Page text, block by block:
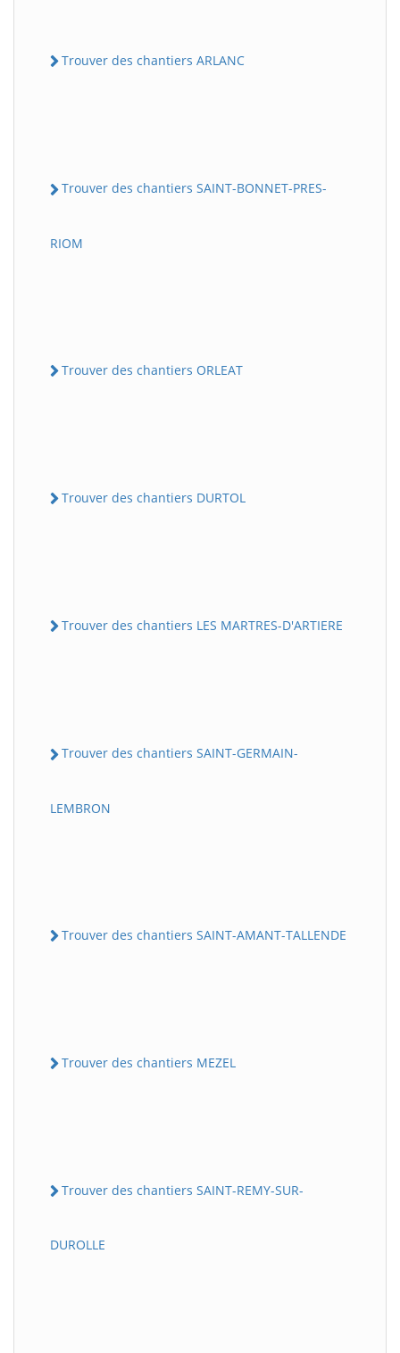
Trouver des chantiers ARLANC
Trouver des chantiers SAINT-BONNET-PRES-
RIOM
Trouver des chantiers ORLEAT
Trouver des chantiers DURTOL
Trouver des chantiers LES MARTRES-D'ARTIERE
Trouver des chantiers SAINT-GERMAIN-
LEMBRON
Trouver des chantiers SAINT-AMANT-TALLENDE
Trouver des chantiers MEZEL
Trouver des chantiers SAINT-REMY-SUR-
DUROLLE